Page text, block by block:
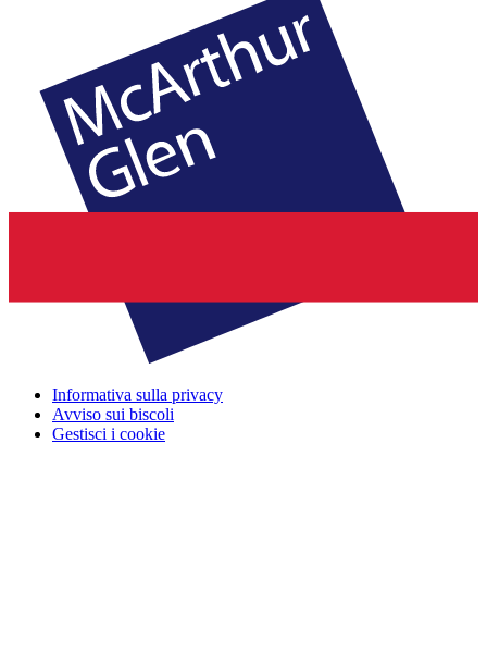
Informativa sulla privacy
Avviso sui biscoli
Gestisci i cookie